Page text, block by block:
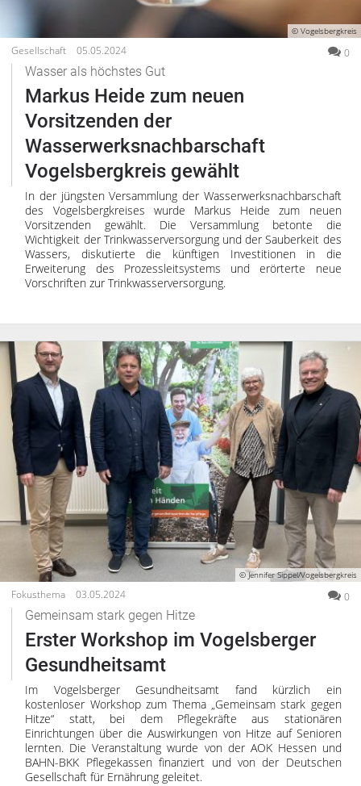
© Vogelsbergkreis
Gesellschaft 05.05.2024 0
Wasser als höchstes Gut
Markus Heide zum neuen
Vorsitzenden der
Wasserwerksnachbarschaft
Vogelsbergkreis gewählt
In der jüngsten Versammlung der Wasserwerksnachbarschaft
des Vogelsbergkreises wurde Markus Heide zum neuen
Vorsitzenden gewählt. Die Versammlung betonte die
Wichtigkeit der Trinkwasserversorgung und der Sauberkeit des
Wassers, diskutierte die künftigen Investitionen in die
Erweiterung des Prozessleitsystems und erörterte neue
Vorschriften zur Trinkwasserversorgung.
© Jennifer Sippel/Vogelsbergkreis
Fokusthema 03.05.2024 0
Gemeinsam stark gegen Hitze
Erster Workshop im Vogelsberger
Gesundheitsamt
Im Vogelsberger Gesundheitsamt fand kürzlich ein
kostenloser Workshop zum Thema „Gemeinsam stark gegen
Hitze“ statt, bei dem Pflegekräfte aus stationären
Einrichtungen über die Auswirkungen von Hitze auf Senioren
lernten. Die Veranstaltung wurde von der AOK Hessen und
BAHN-BKK Pflegekassen finanziert und von der Deutschen
Gesellschaft für Ernährung geleitet.